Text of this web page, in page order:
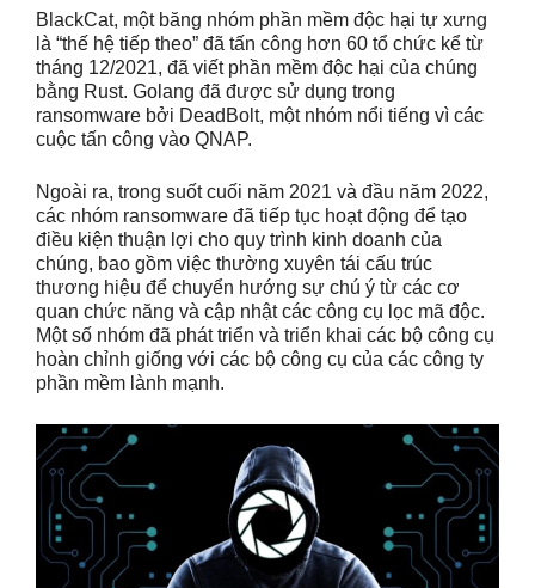
BlackCat, một băng nhóm phần mềm độc hại tự xưng
là “thế hệ tiếp theo” đã tấn công hơn 60 tổ chức kể từ
tháng 12/2021, đã viết phần mềm độc hại của chúng
bằng Rust. Golang đã được sử dụng trong
ransomware bởi DeadBolt, một nhóm nổi tiếng vì các
cuộc tấn công vào QNAP.
Ngoài ra, trong suốt cuối năm 2021 và đầu năm 2022,
các nhóm ransomware đã tiếp tục hoạt động để tạo
điều kiện thuận lợi cho quy trình kinh doanh của
chúng, bao gồm việc thường xuyên tái cấu trúc
thương hiệu để chuyển hướng sự chú ý từ các cơ
quan chức năng và cập nhật các công cụ lọc mã độc.
Một số nhóm đã phát triển và triển khai các bộ công cụ
hoàn chỉnh giống với các bộ công cụ của các công ty
phần mềm lành mạnh.